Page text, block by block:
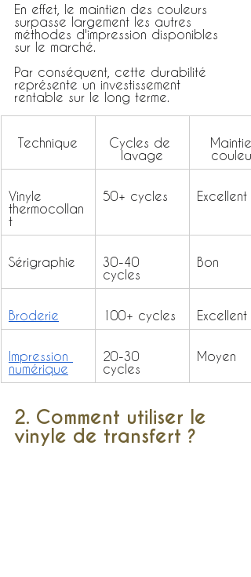
En effet, le maintien des couleurs
surpasse largement les autres
méthodes d'impression disponibles
sur le marché.
Par conséquent, cette durabilité
représente un investissement
rentable sur le long terme.
Technique
Cycles de
lavage
Vinyle
thermocollan
t
50+ cycles Excellent
Sérigraphie
30-40
cycles
Bon
Broderie 100+ cycles Excellent
Impression
numérique
20-30
cycles
Moyen
2. Comment utiliser le
vinyle de transfert ?